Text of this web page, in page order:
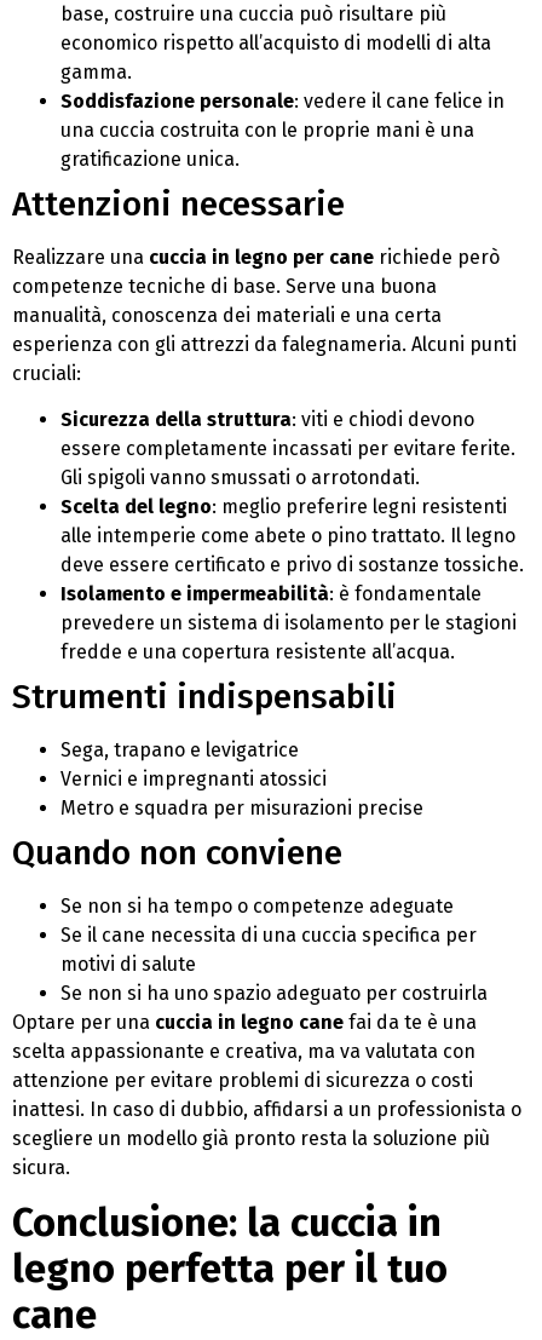
base, costruire una cuccia può risultare più
economico rispetto all’acquisto di modelli di alta
gamma.
Soddisfazione personale: vedere il cane felice in
una cuccia costruita con le proprie mani è una
gratificazione unica.
Attenzioni necessarie
Realizzare una cuccia in legno per cane richiede però
competenze tecniche di base. Serve una buona
manualità, conoscenza dei materiali e una certa
esperienza con gli attrezzi da falegnameria. Alcuni punti
cruciali:
Sicurezza della struttura: viti e chiodi devono
essere completamente incassati per evitare ferite.
Gli spigoli vanno smussati o arrotondati.
Scelta del legno: meglio preferire legni resistenti
alle intemperie come abete o pino trattato. Il legno
deve essere certificato e privo di sostanze tossiche.
Isolamento e impermeabilità: è fondamentale
prevedere un sistema di isolamento per le stagioni
fredde e una copertura resistente all’acqua.
Strumenti indispensabili
Sega, trapano e levigatrice
Vernici e impregnanti atossici
Metro e squadra per misurazioni precise
Quando non conviene
Se non si ha tempo o competenze adeguate
Se il cane necessita di una cuccia specifica per
motivi di salute
Se non si ha uno spazio adeguato per costruirla
Optare per una cuccia in legno cane fai da te è una
scelta appassionante e creativa, ma va valutata con
attenzione per evitare problemi di sicurezza o costi
inattesi. In caso di dubbio, affidarsi a un professionista o
scegliere un modello già pronto resta la soluzione più
sicura.
Conclusione: la cuccia in
legno perfetta per il tuo
cane